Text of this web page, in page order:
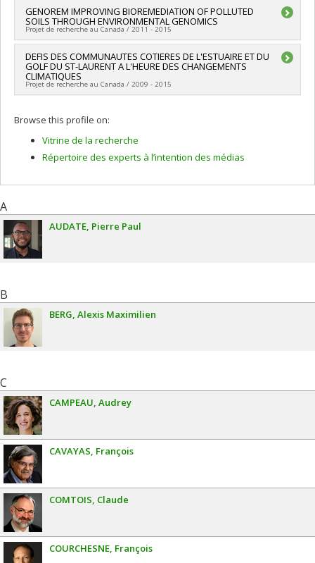
GENOREM IMPROVING BIOREMEDIATION OF POLLUTED
SOILS THROUGH ENVIRONMENTAL GENOMICS
Projet de recherche au Canada / 2011 - 2015
Lead researcher :Bernd Franz Lang
Co-researchers :Pierre André,Gertraud Burger,François
Courchesne,Marc St-Arnaud ,Hélène Trudeau
,Thérèse Leroux,Simon Joly,Mohamed Hijri,Michel
Jabaji-Hare
Grant programs:
DEFIS DES COMMUNAUTES COTIERES DE L'ESTUAIRE ET DU
GOLF DU ST-LAURENT A L'HEURE DES CHANGEMENTS
CLIMATIQUES
Projet de recherche au Canada / 2009 - 2015
Co-researchers : Pierre André
Funding sources:CRSH/Conseil de recherches en sciences
Grant programs:
Browse this profile on:
Vitrine de la recherche
Répertoire des experts à l’intention des médias
A
AUDATE Pierre Paul
B
BERG Alexis Maximilien
C
CAMPEAU Audrey
CAVAYAS François
COMTOIS Claude
COURCHESNE François